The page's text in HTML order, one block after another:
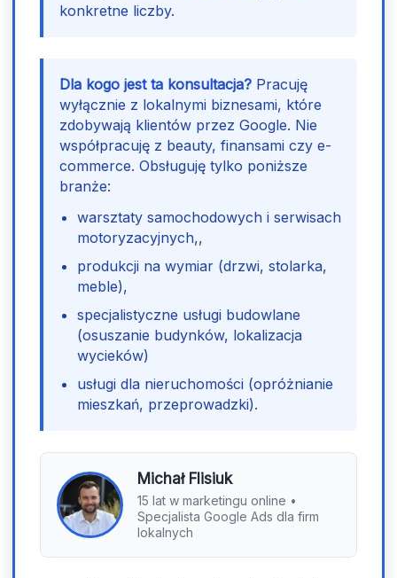
konkretne liczby.
Dla kogo jest ta konsultacja? Pracuję
wyłącznie z lokalnymi biznesami, które
zdobywają klientów przez Google. Nie
współpracuję z beauty, finansami czy e-
commerce. Obsługuję tylko poniższe
branże:
warsztaty samochodowych i serwisach
motoryzacyjnych,,
produkcji na wymiar (drzwi, stolarka,
meble),
specjalistyczne usługi budowlane
(osuszanie budynków, lokalizacja
wycieków)
usługi dla nieruchomości (opróżnianie
mieszkań, przeprowadzki).
Michał Flisiuk
15 lat w marketingu online •
Specjalista Google Ads dla firm
lokalnych